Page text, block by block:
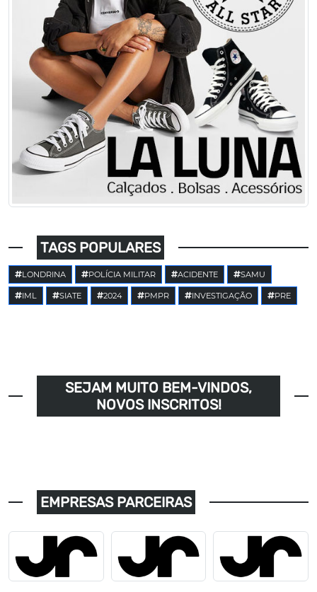
TAGS POPULARES
LONDRINA POLÍCIA MILITAR ACIDENTE SAMU
IML SIATE 2024 PMPR INVESTIGAÇÃO PRE
SEJAM MUITO BEM-VINDOS,
NOVOS INSCRITOS!
EMPRESAS PARCEIRAS